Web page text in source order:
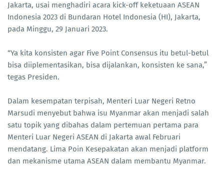
Jakarta, usai menghadiri acara kick-off keketuaan ASEAN
Indonesia 2023 di Bundaran Hotel Indonesia (HI), Jakarta,
pada Minggu, 29 Januari 2023.
“Ya kita konsisten agar Five Point Consensus itu betul-betul
bisa diiplementasikan, bisa dijalankan, konsisten ke sana,”
tegas Presiden.
Dalam kesempatan terpisah, Menteri Luar Negeri Retno
Marsudi menyebut bahwa isu Myanmar akan menjadi salah
satu topik yang dibahas dalam pertemuan pertama para
Menteri Luar Negeri ASEAN di Jakarta awal Februari
mendatang. Lima Poin Kesepakatan akan menjadi platform
dan mekanisme utama ASEAN dalam membantu Myanmar.